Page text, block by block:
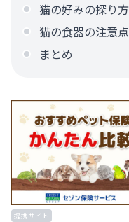
猫の好みの探り方
猫の食器の注意点
まとめ
提携サイト